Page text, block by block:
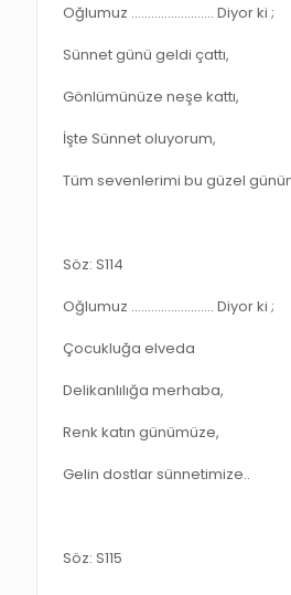
Oğlumuz ……………………. Diyor ki ;
Sünnet günü geldi çattı,
Gönlümünüze neşe kattı,
İşte Sünnet oluyorum,
Tüm sevenlerimi bu güzel
Söz: S114
Oğlumuz ……………………. Diyor ki ;
Çocukluğa elveda
Delikanlılığa merhaba,
Renk katın günümüze,
Gelin dostlar sünnetimize..
Söz: S115